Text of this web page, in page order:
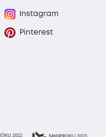
Instagram
Pinterest